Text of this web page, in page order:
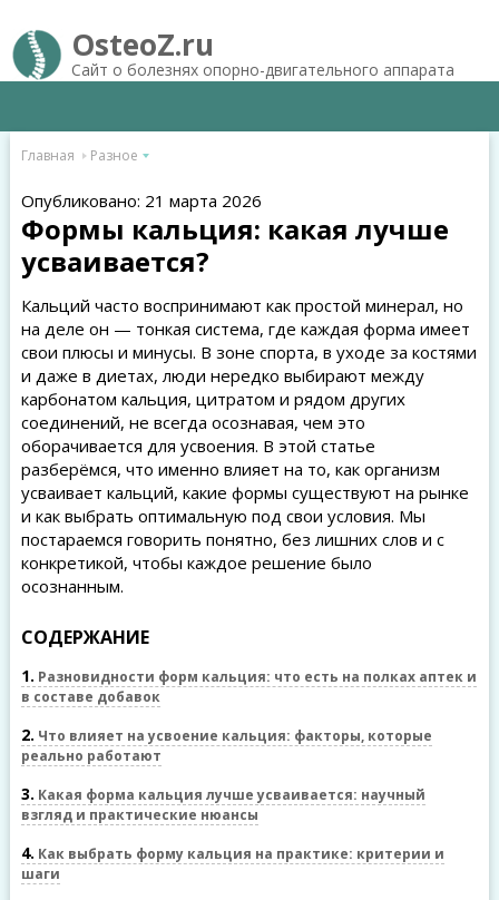
OsteoZ.ru
Сайт о болезнях опорно-двигательного аппарата
Главная Разное
Опубликовано: 21 марта 2026
Формы кальция: какая лучше
усваивается?
Кальций часто воспринимают как простой минерал, но
на деле он — тонкая система, где каждая форма имеет
свои плюсы и минусы. В зоне спорта, в уходе за костями
и даже в диетах, люди нередко выбирают между
карбонатом кальция, цитратом и рядом других
соединений, не всегда осознавая, чем это
оборачивается для усвоения. В этой статье
разберёмся, что именно влияет на то, как организм
усваивает кальций, какие формы существуют на рынке
и как выбрать оптимальную под свои условия. Мы
постараемся говорить понятно, без лишних слов и с
конкретикой, чтобы каждое решение было
осознанным.
СОДЕРЖАНИЕ
1 Разновидности форм кальция: что есть на полках аптек и
в составе добавок
2 Что влияет на усвоение кальция: факторы, которые
реально работают
3 Какая форма кальция лучше усваивается: научный
взгляд и практические нюансы
4 Как выбрать форму кальция на практике: критерии и
шаги